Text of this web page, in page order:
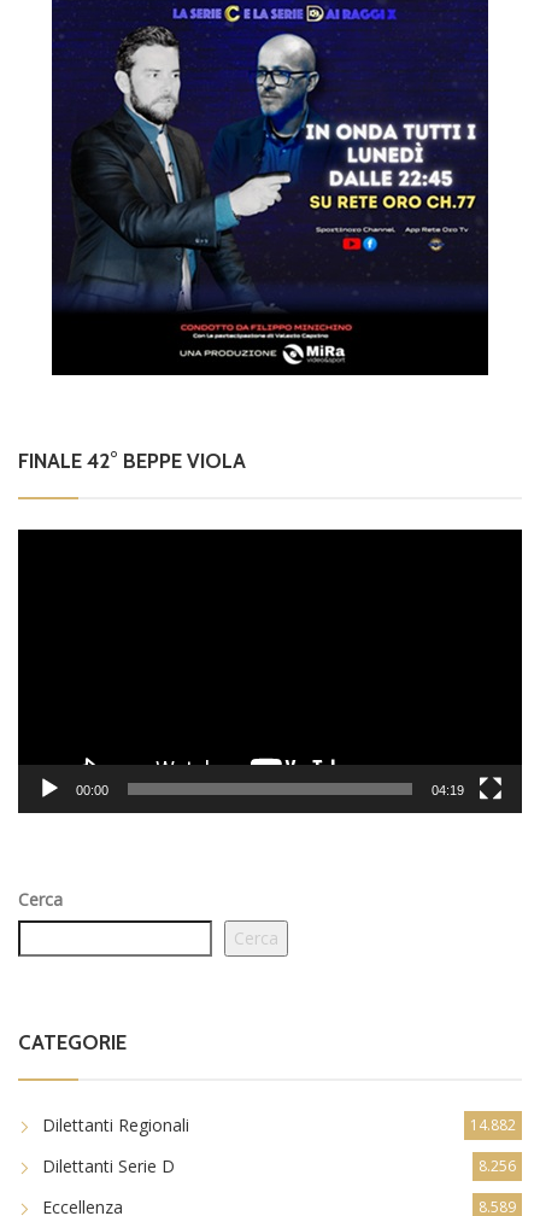
FINALE 42° BEPPE VIOLA
Video
Cerca
Cerca
CATEGORIE
Dilettanti Regionali 14.882
Dilettanti Serie D 8.256
Eccellenza 8.589